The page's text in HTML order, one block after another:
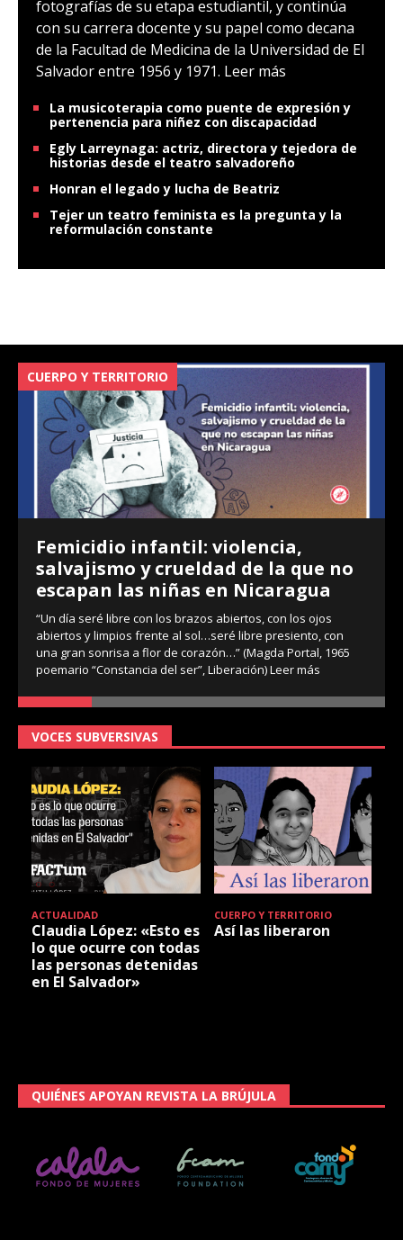
fotografías de su etapa estudiantil, y continúa
con su carrera docente y su papel como decana
de la Facultad de Medicina de la Universidad de El
Salvador entre 1956 y 1971. Leer más
La musicoterapia como puente de expresión y
pertenencia para niñez con discapacidad
Egly Larreynaga: actriz, directora y tejedora de
historias desde el teatro salvadoreño
Honran el legado y lucha de Beatriz
Tejer un teatro feminista es la pregunta y la
reformulación constante
CUERPO Y TERRITORIO
Femicidio infantil: violencia,
salvajismo y crueldad de la que no
escapan las niñas en Nicaragua
“Un día seré libre con los brazos abiertos, con los ojos
abiertos y limpios frente al sol…seré libre presiento, con
una gran sonrisa a flor de corazón…” (Magda Portal, 1965
poemario “Constancia del ser”, Liberación)Leer más
VOCES SUBVERSIVAS
ACTUALIDAD
Claudia López: «Esto es
lo que ocurre con todas
las personas detenidas
en El Salvador»
CUERPO Y TERRITORIO
Así las liberaron
QUIÉNES APOYAN REVISTA LA BRÚJULA